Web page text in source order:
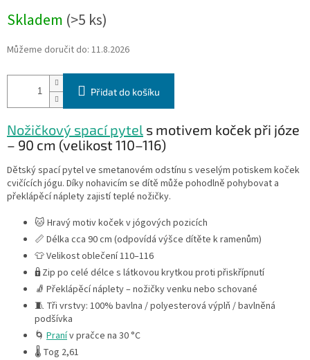
Skladem (>5 ks)
Můžeme doručit do: 11.8.2026
Přidat do košíku
Nožičkový spací pytel s motivem koček při józe
– 90 cm (velikost 110–116)
Dětský spací pytel ve smetanovém odstínu s veselým potiskem koček
cvičících jógu. Díky nohavicím se dítě může pohodlně pohybovat a
překlápěcí náplety zajistí teplé nožičky.
🐱 Hravý motiv koček v jógových pozicích
📏 Délka cca 90 cm (odpovídá výšce dítěte k ramenům)
👕 Velikost oblečení 110–116
🔒 Zip po celé délce s látkovou krytkou proti přiskřípnutí
🧦 Překlápěcí náplety – nožičky venku nebo schované
🧵 Tři vrstvy: 100% bavlna / polyesterová výplň / bavlněná
podšívka
🌀 Pranív pračce na 30 °C
🌡 Tog 2,61